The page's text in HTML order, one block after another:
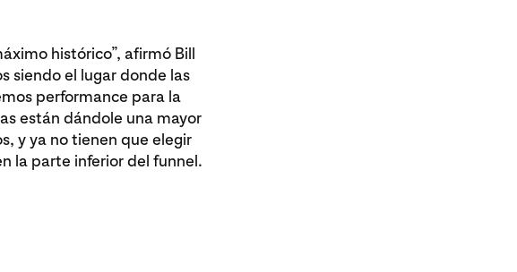
histórico”, afirmó Bill
siendo el lugar donde las
performance para la
están dándole una mayor
y ya no tienen que elegir
la parte inferior del funnel.